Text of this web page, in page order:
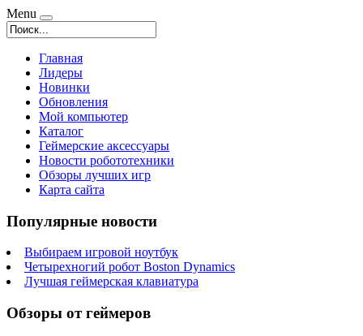
Menu
Главная
Лидеры
Новинки
Обновления
Мой компьютер
Каталог
Геймерские аксессуары
Новости робототехники
Обзоры лучших игр
Карта сайта
Популярные новости
Выбираем игровой ноутбук
Четырехногий робот Boston Dynamics
Лучшая геймерская клавиатура
Обзоры от геймеров